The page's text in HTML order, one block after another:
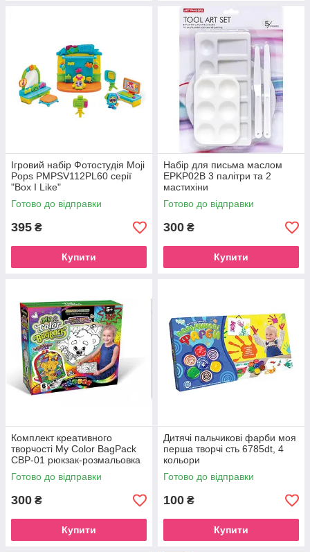
Ігровий набір Фотостудія Moji
Pops PMPSV112PL60 серії
"Box I Like"
Готово до відправки
395 ₴
Купити
Набір для письма маслом
EPKP02B 3 палітри та 2
мастихіни
Готово до відправки
300 ₴
Купити
Комплект креативного
творчості My Color BagPack
CBP-01 рюкзак-розмальовка
Ведмедик
Готово до відправки
300 ₴
Купити
Дитячі пальчикові фарби моя
перша творчі сть 6785dt, 4
кольори
Готово до відправки
100 ₴
Купити